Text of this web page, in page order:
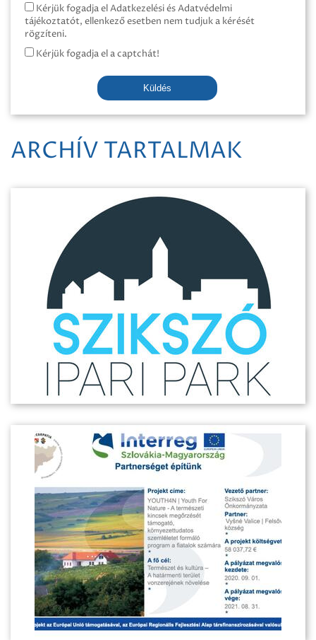
Kérjük fogadja el Adatkezelési és Adatvédelmi
tájékoztatót, ellenkező esetben nem tudjuk a kérését
rögzíteni.
Kérjük fogadja el a captchát!
Küldés
ARCHÍV TARTALMAK